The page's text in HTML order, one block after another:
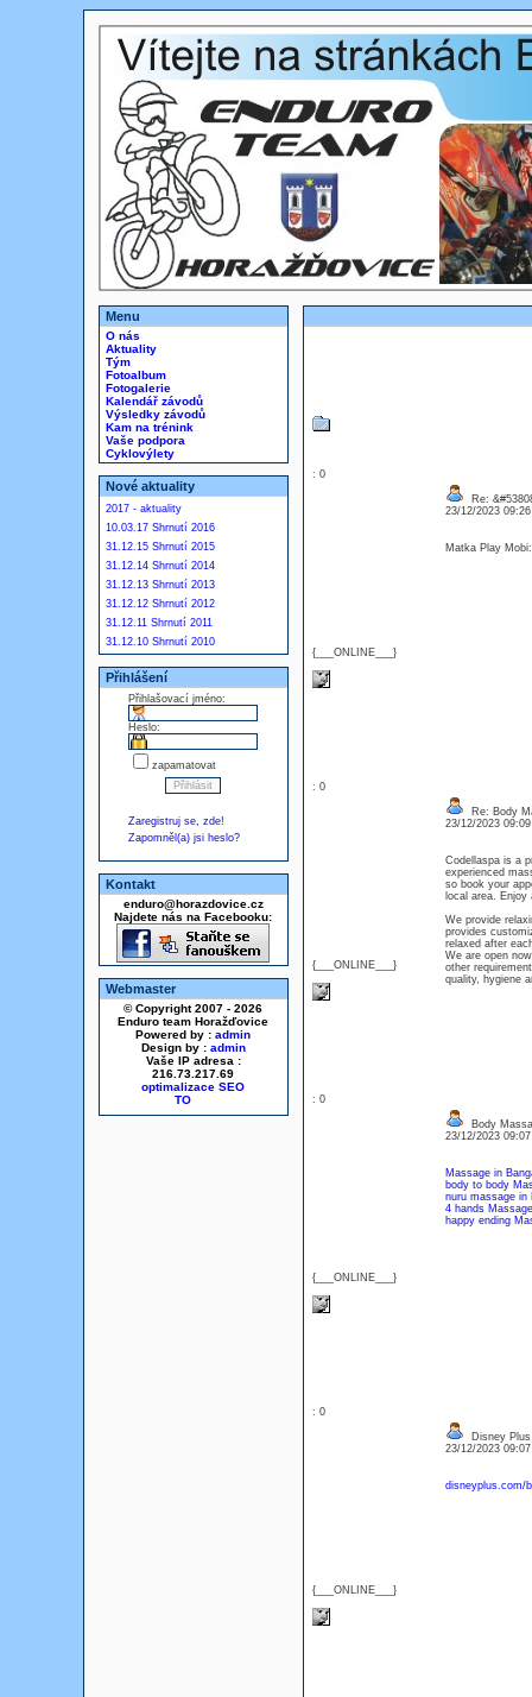
Menu
O nás
Aktuality
Tým
Fotoalbum
Fotogalerie
Kalendář závodů
Výsledky závodů
Kam na trénink
Vaše podpora
Cyklovýlety
Nové aktuality
2017 - aktuality
10.03.17 Shrnutí 2016
31.12.15 Shrnutí 2015
31.12.14 Shrnutí 2014
31.12.13 Shrnutí 2013
31.12.12 Shrnutí 2012
31.12.11 Shrnutí 2011
31.12.10 Shrnutí 2010
Přihlášení
Přihlašovací jméno:
Heslo:
zapamatovat
Zaregistruj se, zde!
Zapomněl(a) jsi heslo?
Kontakt
enduro@horazdovice.cz
Najdete nás na Facebooku:
Webmaster
© Copyright 2007 - 2026
Enduro team Horažďovice
Powered by : admin
Design by : admin
Vaše IP adresa :
216.73.217.69
optimalizace SEO
: 0
{___ONLINE___}
Re:
23/12/2023
Matka Play
: 0
{___ONLINE___}
Re: Body
23/12/2023
Codellaspa is a
experienced
so book your
local area.
We provide
provides
relaxed after
We are open
other
quality, hygiene
: 0
{___ONLINE___}
Body
23/12/2023
Massage in
body to body
nuru massage in
4 hands
happy ending
: 0
{___ONLINE___}
Disney Plus
23/12/2023
disneyplus.com/